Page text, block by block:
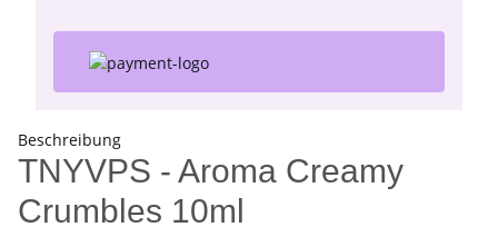
Beschreibung
TNYVPS - Aroma Creamy
Crumbles 10ml